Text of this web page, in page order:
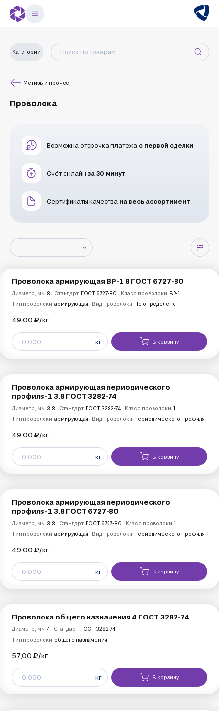
Категории
Метизы и прочее
Проволока
Возможна отсрочка платежа с первой сделки
Счёт онлайн за 30 минут
Сертификаты качества на весь ассортимент
Проволока армирующая ВР-1 8 ГОСТ 6727-80
Диаметр, мм 8 Стандарт ГОСТ 6727-80 Класс проволоки ВР-1
Тип проволоки армирующая Вид проволоки Не определено
49,00 ₽/кг
кг В корзину
Проволока армирующая периодического
профиля-1 3.8 ГОСТ 3282-74
Диаметр, мм 3.8 Стандарт ГОСТ 3282-74 Класс проволоки 1
Тип проволоки армирующая Вид проволоки периодического профиля
49,00 ₽/кг
кг В корзину
Проволока армирующая периодического
профиля-1 3.8 ГОСТ 6727-80
Диаметр, мм 3.8 Стандарт ГОСТ 6727-80 Класс проволоки 1
Тип проволоки армирующая Вид проволоки периодического профиля
49,00 ₽/кг
кг В корзину
Проволока общего назначения 4 ГОСТ 3282-74
Диаметр, мм 4 Стандарт ГОСТ 3282-74
Тип проволоки общего назначения
57,00 ₽/кг
кг В корзину